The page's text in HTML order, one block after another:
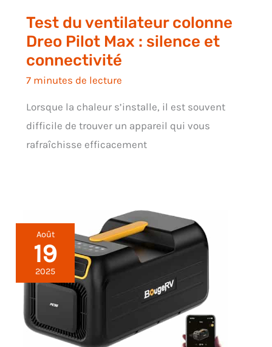
Test du ventilateur colonne
Dreo Pilot Max : silence et
connectivité
7 minutes de lecture
Lorsque la chaleur s’installe, il est souvent
difficile de trouver un appareil qui vous
rafraîchisse efficacement
Août
19
2025